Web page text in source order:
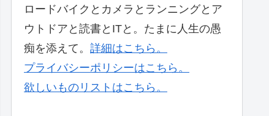
ロードバイクとカメラとランニングとア
ウトドアと読書とITと。たまに人生の愚
痴を添えて。 詳細はこちら。
プライバシーポリシーはこちら。
欲しいものリストはこちら。